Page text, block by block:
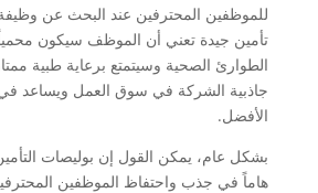
للموظفين المحترفين عند البحث عن
تأمين جيدة تعني أن الموظف سيكون
الطوارئ الصحية وسيتمتع برعاية طبية
جاذبية الشركة في سوق العمل ويساعد
الأفضل.
بشكل عام، يمكن القول إن بوليصات
هاماً في جذب واحتفاظ الموظفين